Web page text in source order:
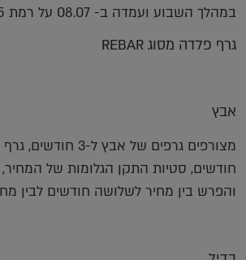
במהלך השבוע ועמדה ב- 08.07 על רמת 36,075 טון.
גרף פלדה מסוג REBAR
אבץ
חודשים, סטיות התקן הגלומות של
והפרש בין מחיר לשלושה חודשים לבין